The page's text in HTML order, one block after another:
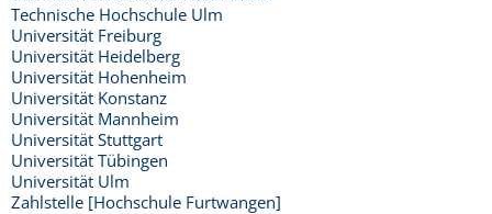
Technische Hochschule Ulm
Universität Freiburg
Universität Heidelberg
Universität Hohenheim
Universität Konstanz
Universität Mannheim
Universität Stuttgart
Universität Tübingen
Universität Ulm
Zahlstelle [Hochschule Furtwangen]